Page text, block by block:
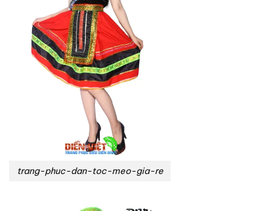
trang-phuc-dan-toc-meo-gia-re